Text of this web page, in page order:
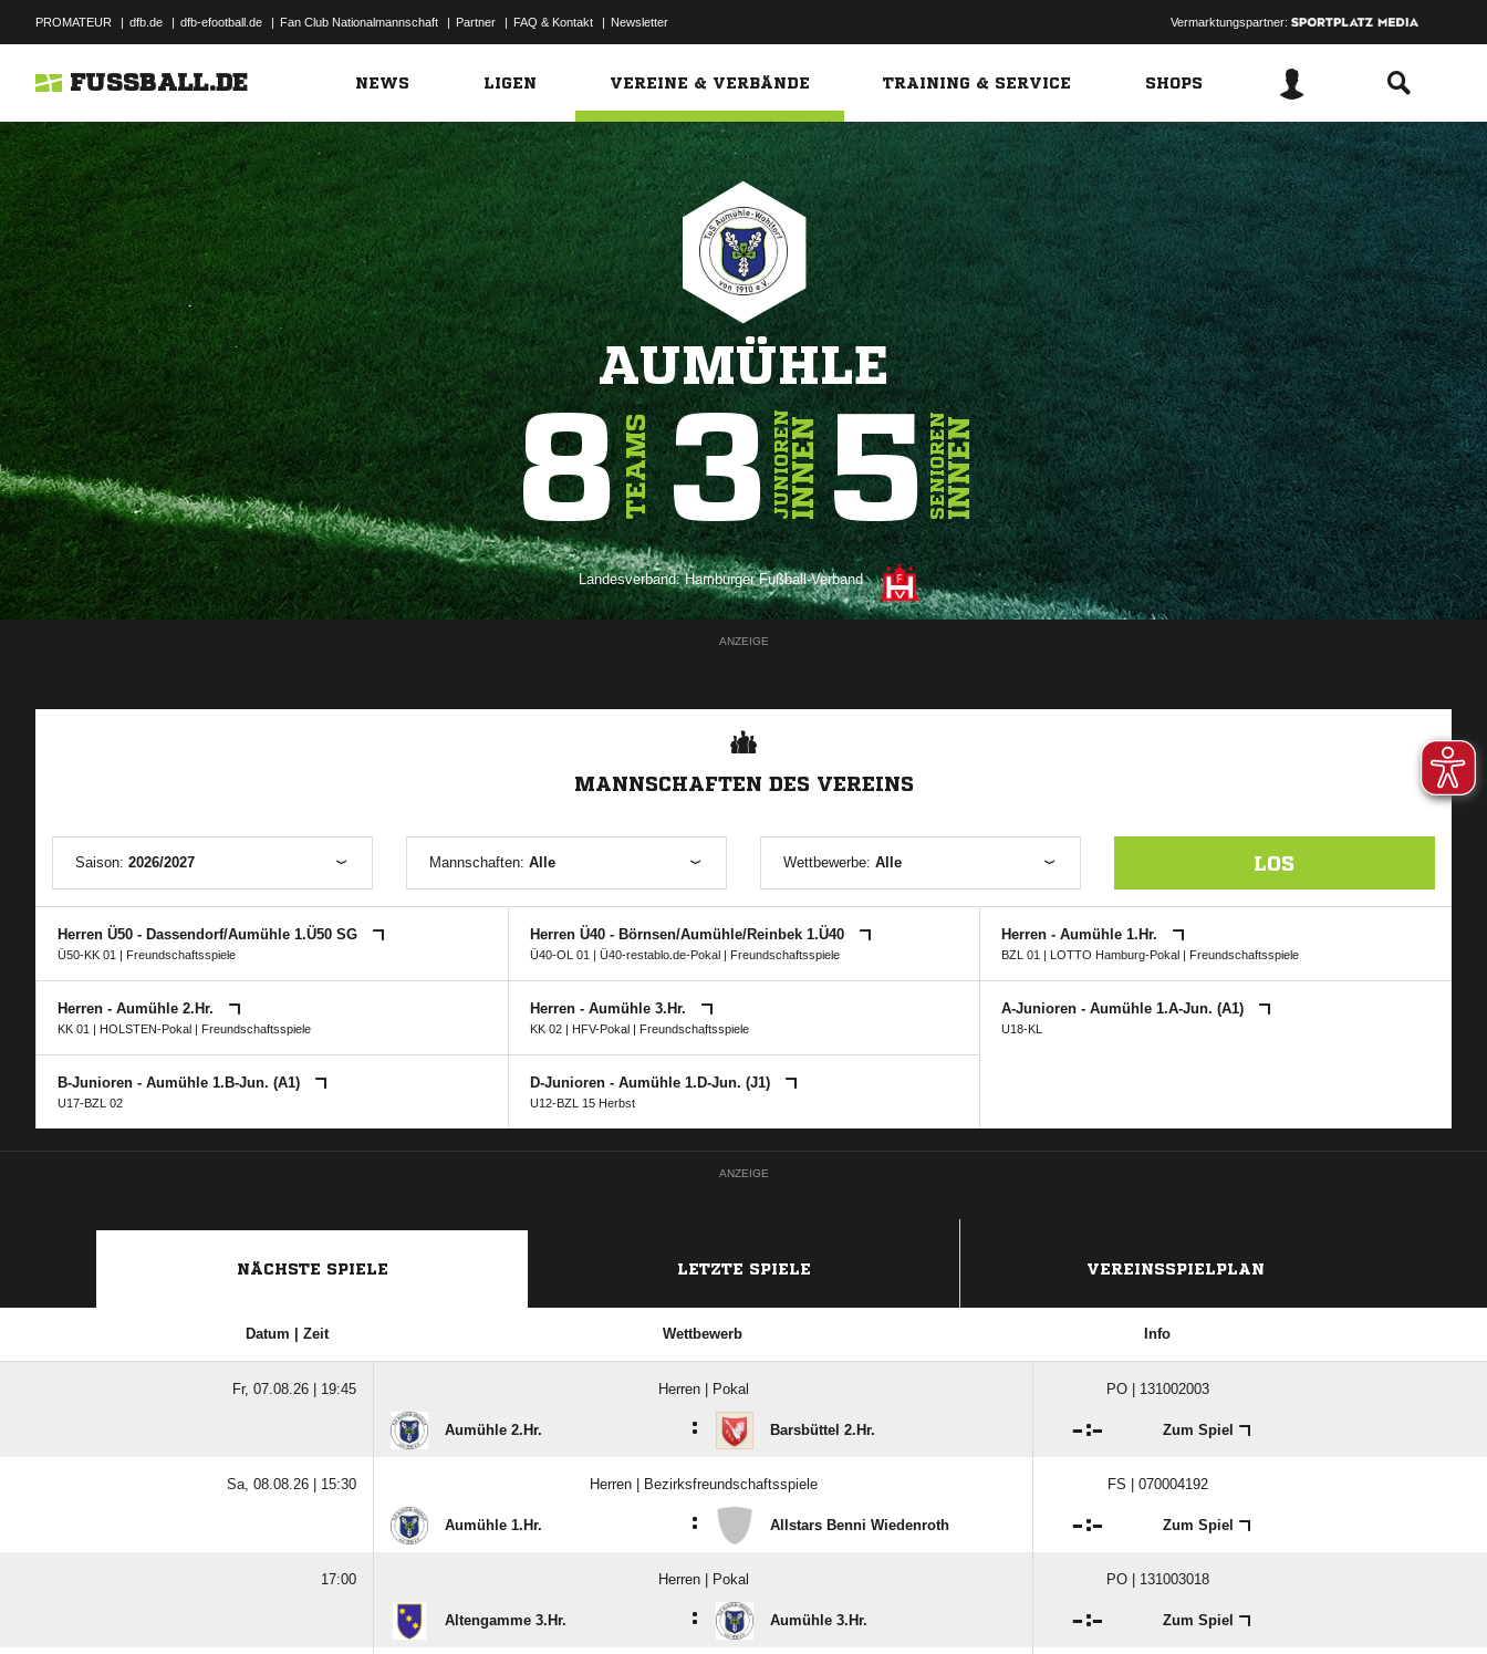
PROMATEUR | dfb.de | dfb-efootball.de | Fan Club Nationalmannschaft | Partner | FAQ & Kontakt | Newsletter Vermarktungspartner:
FUSSBALL.DE NEWS LIGEN VEREINE & VERBÄNDE TRAINING & SERVICE SHOPS
AUMÜHLE
8TEAMS3JUNIORENINNEN5SENIORENINNEN
Landesverband:Hamburger Fußball-Verband
ANZEIGE
MANNSCHAFTEN DES VEREINS
Saison: 2026/2027 Mannschaften: Alle Wettbewerbe: Alle LOS
Herren Ü50 - Dassendorf/​Aumühle 1.Ü50 SG
Ü50-KK 01 | Freundschaftsspiele
Herren Ü40 - Börnsen/​Aumühle/​Reinbek 1.Ü40
Ü40-OL 01 | Ü40-restablo.de-Pokal| Freundschaftsspiele
Herren - Aumühle 1.Hr.
BZL 01 | LOTTO Hamburg-Pokal | Freundschaftsspiele
Herren - Aumühle 2.Hr.
KK 01 | HOLSTEN-Pokal | Freundschaftsspiele
Herren - Aumühle 3.Hr.
KK 02| HFV-Pokal| Freundschaftsspiele
A-Junioren - Aumühle 1.A-Jun. (A1)
U18-KL
B-Junioren - Aumühle 1.B-Jun. (A1)
U17-BZL 02
D-Junioren - Aumühle 1.D-Jun. (J1)
U12-BZL 15 Herbst
ANZEIGE
NÄCHSTE SPIELE LETZTE SPIELE VEREINSSPIELPLAN
Datum | Zeit Wettbewerb Info
Fr, 07.08.26 | 19:45 Herren | Pokal PO | 131002003
Aumühle 2.Hr. : Barsbüttel 2.Hr. : Zum Spiel
Sa, 08.08.26 | 15:30 Herren | Bezirksfreundschaftsspiele FS | 070004192
Aumühle 1.Hr. : Allstars Benni Wiedenroth : Zum Spiel
17:00 Herren | Pokal PO | 131003018
Altengamme 3.Hr. : Aumühle 3.Hr. : Zum Spiel